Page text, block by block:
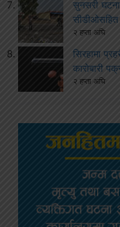
सुनसरी
सीडीओसहित
२ हप्ता अघि
सिरहामा
कारोबारी
२ हप्ता अघि